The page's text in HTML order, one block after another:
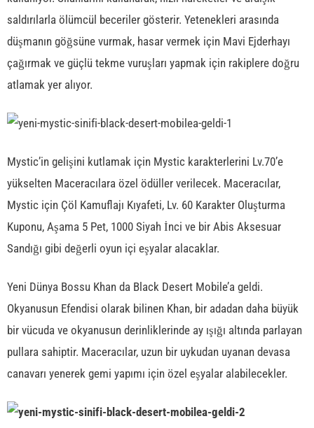
saldırılarla ölümcül beceriler gösterir. Yetenekleri arasında
düşmanın göğsüne vurmak, hasar vermek için Mavi Ejderhayı
çağırmak ve güçlü tekme vuruşları yapmak için rakiplere doğru
atlamak yer alıyor.
Mystic’in gelişini kutlamak için Mystic karakterlerini Lv.70’e
yükselten Maceracılara özel ödüller verilecek. Maceracılar,
Mystic için Çöl Kamuflajı Kıyafeti, Lv. 60 Karakter Oluşturma
Kuponu, Aşama 5 Pet, 1000 Siyah İnci ve bir Abis Aksesuar
Sandığı gibi değerli oyun içi eşyalar alacaklar.
Yeni Dünya Bossu Khan da Black Desert Mobile’a geldi.
Okyanusun Efendisi olarak bilinen Khan, bir adadan daha büyük
bir vücuda ve okyanusun derinliklerinde ay ışığı altında parlayan
pullara sahiptir. Maceracılar, uzun bir uykudan uyanan devasa
canavarı yenerek gemi yapımı için özel eşyalar alabilecekler.